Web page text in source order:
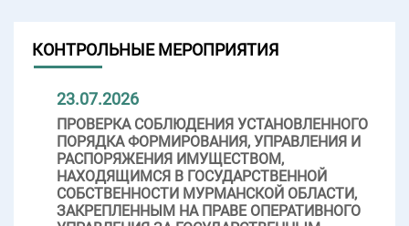
КОНТРОЛЬНЫЕ МЕРОПРИЯТИЯ
23.07.2026
ПРОВЕРКА СОБЛЮДЕНИЯ УСТАНОВЛЕННОГО
ПОРЯДКА ФОРМИРОВАНИЯ, УПРАВЛЕНИЯ И
РАСПОРЯЖЕНИЯ ИМУЩЕСТВОМ,
НАХОДЯЩИМСЯ В ГОСУДАРСТВЕННОЙ
СОБСТВЕННОСТИ МУРМАНСКОЙ ОБЛАСТИ,
ЗАКРЕПЛЕННЫМ НА ПРАВЕ ОПЕРАТИВНОГО